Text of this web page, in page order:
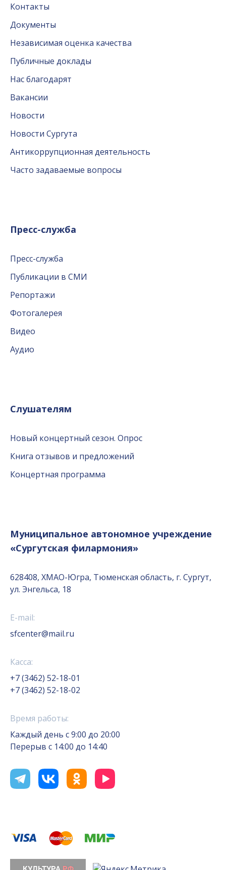
Контакты
Документы
Независимая оценка качества
Публичные доклады
Нас благодарят
Вакансии
Новости
Новости Сургута
Антикоррупционная деятельность
Часто задаваемые вопросы
Пресс-служба
Пресс-служба
Публикации в СМИ
Репортажи
Фотогалерея
Видео
Аудио
Слушателям
Новый концертный сезон. Опрос
Книга отзывов и предложений
Концертная программа
Муниципальное автономное учреждение
«Сургутская филармония»
628408, ХМАО-Югра, Тюменская область, г. Сургут,
ул. Энгельса, 18
E-mail:
sfcenter@mail.ru
Касса:
+7 (3462) 52-18-01
+7 (3462) 52-18-02
Время работы:
Каждый день с 9:00 до 20:00
Перерыв с 14:00 до 14:40